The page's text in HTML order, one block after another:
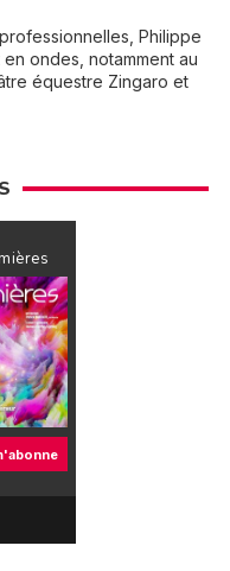
Philippe
en ondes, notamment au
équestre Zingaro et